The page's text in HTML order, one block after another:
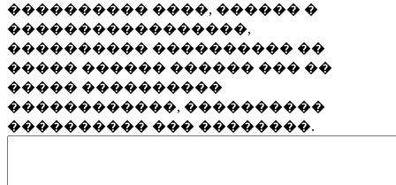
���������� ����, ������ �
�����������������,
���������� ���������� ��
����� ������ ������ ��� ��
����� ����������
������������, ����������
���������� ��� ��������.